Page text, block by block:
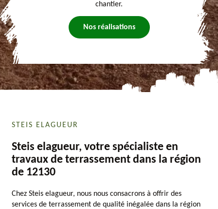
chantier.
Nos réalisations
STEIS ELAGUEUR
Steis elagueur, votre spécialiste en
travaux de terrassement dans la région
de 12130
Chez Steis elagueur, nous nous consacrons à offrir des
services de terrassement de qualité inégalée dans la région